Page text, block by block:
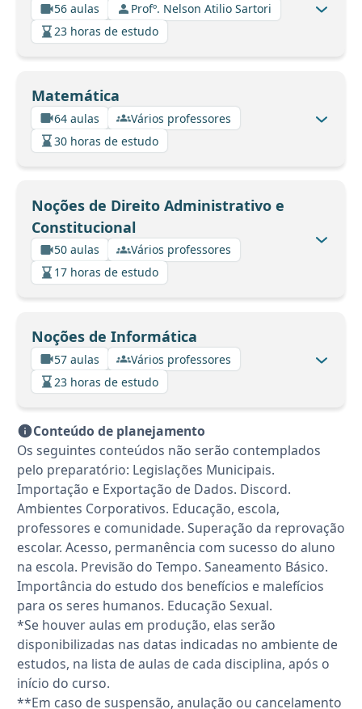
56 aulas
Profº. Nelson Atilio Sartori
23 horas de estudo
Matemática
64 aulas
Vários professores
30 horas de estudo
Noções de Direito Administrativo e
Constitucional
50 aulas
Vários professores
17 horas de estudo
Noções de Informática
57 aulas
Vários professores
23 horas de estudo
Conteúdo de planejamento
Os seguintes conteúdos não serão contemplados
pelo preparatório: Legislações Municipais.
Importação e Exportação de Dados. Discord.
Ambientes Corporativos. Educação, escola,
professores e comunidade. Superação da reprovação
escolar. Acesso, permanência com sucesso do aluno
na escola. Previsão do Tempo. Saneamento Básico.
Importância do estudo dos benefícios e malefícios
para os seres humanos. Educação Sexual.
*Se houver aulas em produção, elas serão
disponibilizadas nas datas indicadas no ambiente de
estudos, na lista de aulas de cada disciplina, após o
início do curso.
**Em caso de suspensão, anulação ou cancelamento